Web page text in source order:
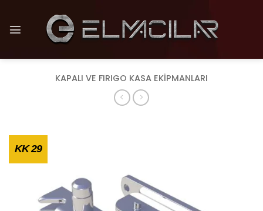
atla
KAPALI VE FIRIGO KASA EKIPMANLARI
KK 29